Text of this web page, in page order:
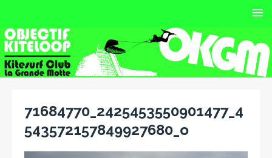
71684770_2425453550901477_4
543572157849927680_o